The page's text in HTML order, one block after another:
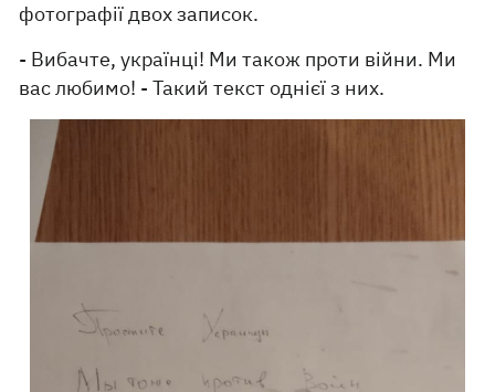
фотографії двох записок.
- Вибачте, українці! Ми також проти війни. Ми
вас любимо! - Такий текст однієї з них.